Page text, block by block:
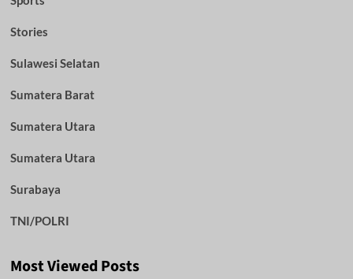
Stories
Sulawesi Selatan
Sumatera Barat
Sumatera Utara
Sumatera Utara
Surabaya
TNI/POLRI
Most Viewed Posts